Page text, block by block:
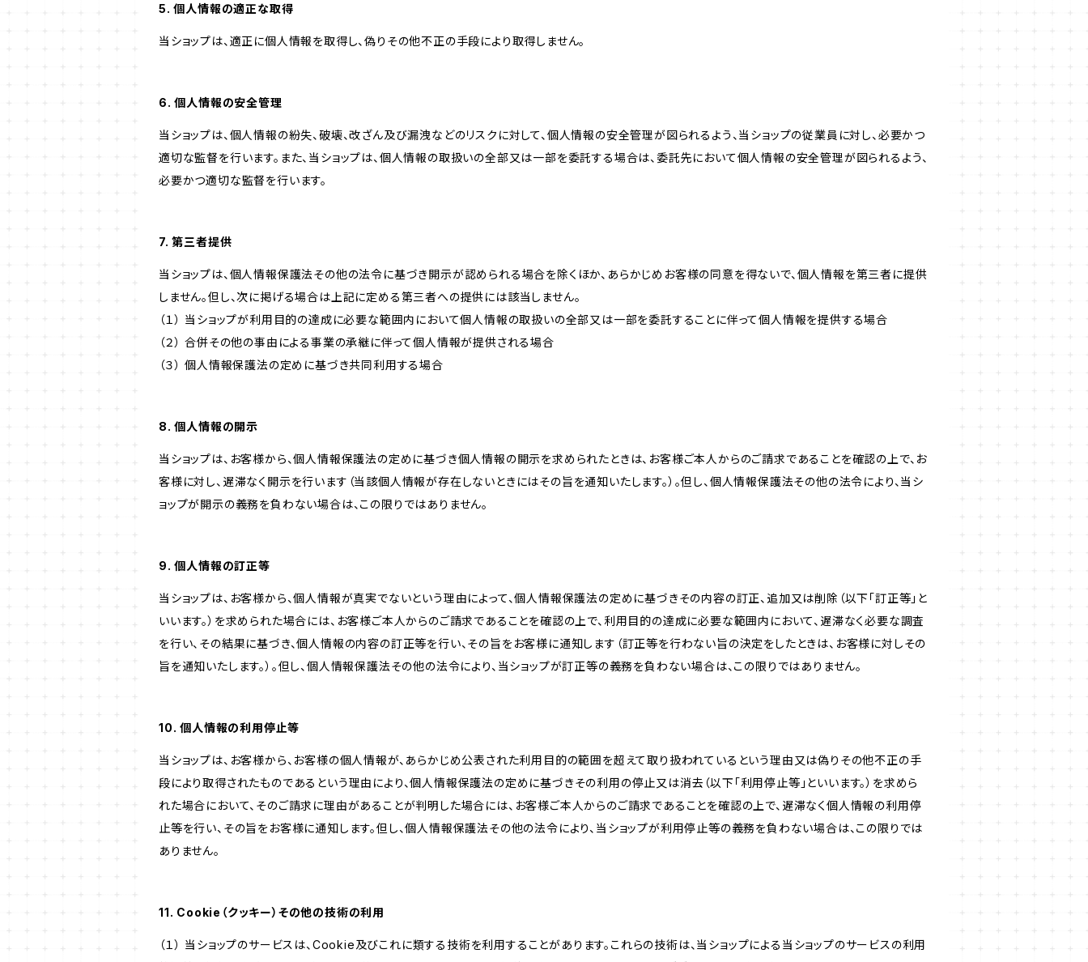
5. 個人情報の適正な取得
当ショップは、適正に個人情報を取得し、偽りその他不正の手段により取得しません。
6. 個人情報の安全管理
当ショップは、個人情報の紛失、破壊、改ざん及び漏洩などのリスクに対して、個人情報の安全管理が図られるよう、当ショップの従業員に対し、必要かつ
適切な監督を行います。また、当ショップは、個人情報の取扱いの全部又は一部を委託する場合は、委託先において個人情報の安全管理が図られるよう、
必要かつ適切な監督を行います。
7. 第三者提供
当ショップは、個人情報保護法その他の法令に基づき開示が認められる場合を除くほか、あらかじめお客様の同意を得ないで、個人情報を第三者に提供
しません。但し、次に掲げる場合は上記に定める第三者への提供には該当しません。
（１） 当ショップが利用目的の達成に必要な範囲内において個人情報の取扱いの全部又は一部を委託することに伴って個人情報を提供する場合
（２） 合併その他の事由による事業の承継に伴って個人情報が提供される場合
（３） 個人情報保護法の定めに基づき共同利用する場合
8. 個人情報の開示
当ショップは、お客様から、個人情報保護法の定めに基づき個人情報の開示を求められたときは、お客様ご本人からのご請求であることを確認の上で、お
客様に対し、遅滞なく開示を行います（当該個人情報が存在しないときにはその旨を通知いたします。）。但し、個人情報保護法その他の法令により、当シ
ョップが開示の義務を負わない場合は、この限りではありません。
9. 個人情報の訂正等
当ショップは、お客様から、個人情報が真実でないという理由によって、個人情報保護法の定めに基づきその内容の訂正、追加又は削除（以下「訂正等」と
いいます。）を求められた場合には、お客様ご本人からのご請求であることを確認の上で、利用目的の達成に必要な範囲内において、遅滞なく必要な調査
を行い、その結果に基づき、個人情報の内容の訂正等を行い、その旨をお客様に通知します（訂正等を行わない旨の決定をしたときは、お客様に対しその
旨を通知いたします。）。但し、個人情報保護法その他の法令により、当ショップが訂正等の義務を負わない場合は、この限りではありません。
10. 個人情報の利用停止等
当ショップは、お客様から、お客様の個人情報が、あらかじめ公表された利用目的の範囲を超えて取り扱われているという理由又は偽りその他不正の手
段により取得されたものであるという理由により、個人情報保護法の定めに基づきその利用の停止又は消去（以下「利用停止等」といいます。）を求めら
れた場合において、そのご請求に理由があることが判明した場合には、お客様ご本人からのご請求であることを確認の上で、遅滞なく個人情報の利用停
止等を行い、その旨をお客様に通知します。但し、個人情報保護法その他の法令により、当ショップが利用停止等の義務を負わない場合は、この限りでは
ありません。
11. Cookie（クッキー）その他の技術の利用
（１） 当ショップのサービスは、Cookie及びこれに類する技術を利用することがあります。これらの技術は、当ショップによる当ショップのサービスの利用